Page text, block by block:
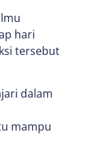
hari
tersebut
dalam
mampu